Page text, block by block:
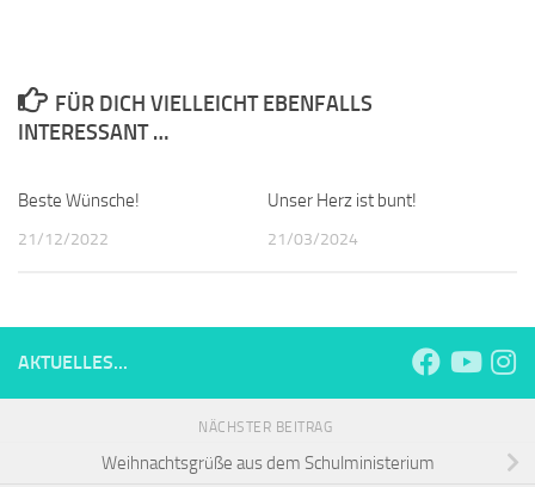
FÜR DICH VIELLEICHT EBENFALLS
INTERESSANT …
Beste Wünsche!
21/12/2022
Unser Herz ist bunt!
21/03/2024
AKTUELLES...
NÄCHSTER BEITRAG
Weihnachtsgrüße aus dem Schulministerium